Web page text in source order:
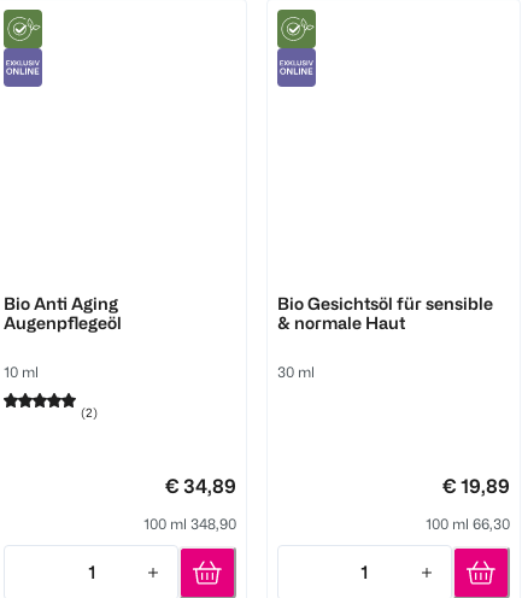
Bio Anti Aging
Augenpflegeöl
10 ml
(2)
€ 34,89
100 ml 348,90
1
Quantity: 1
Bio Gesichtsöl für sensible
& normale Haut
30 ml
€ 19,89
100 ml 66,30
1
Quantity: 1